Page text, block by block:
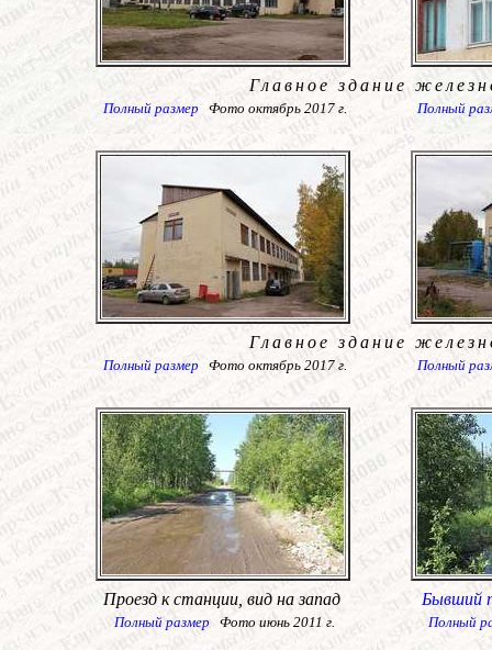
Главное здание
Полный размер Фото октябрь 2017 г. Полный
Главное здание
Полный размер Фото октябрь 2017 г. Полный
Проезд к станции, вид на запад Бывший
Полный размер Фото июнь 2011 г. Полный